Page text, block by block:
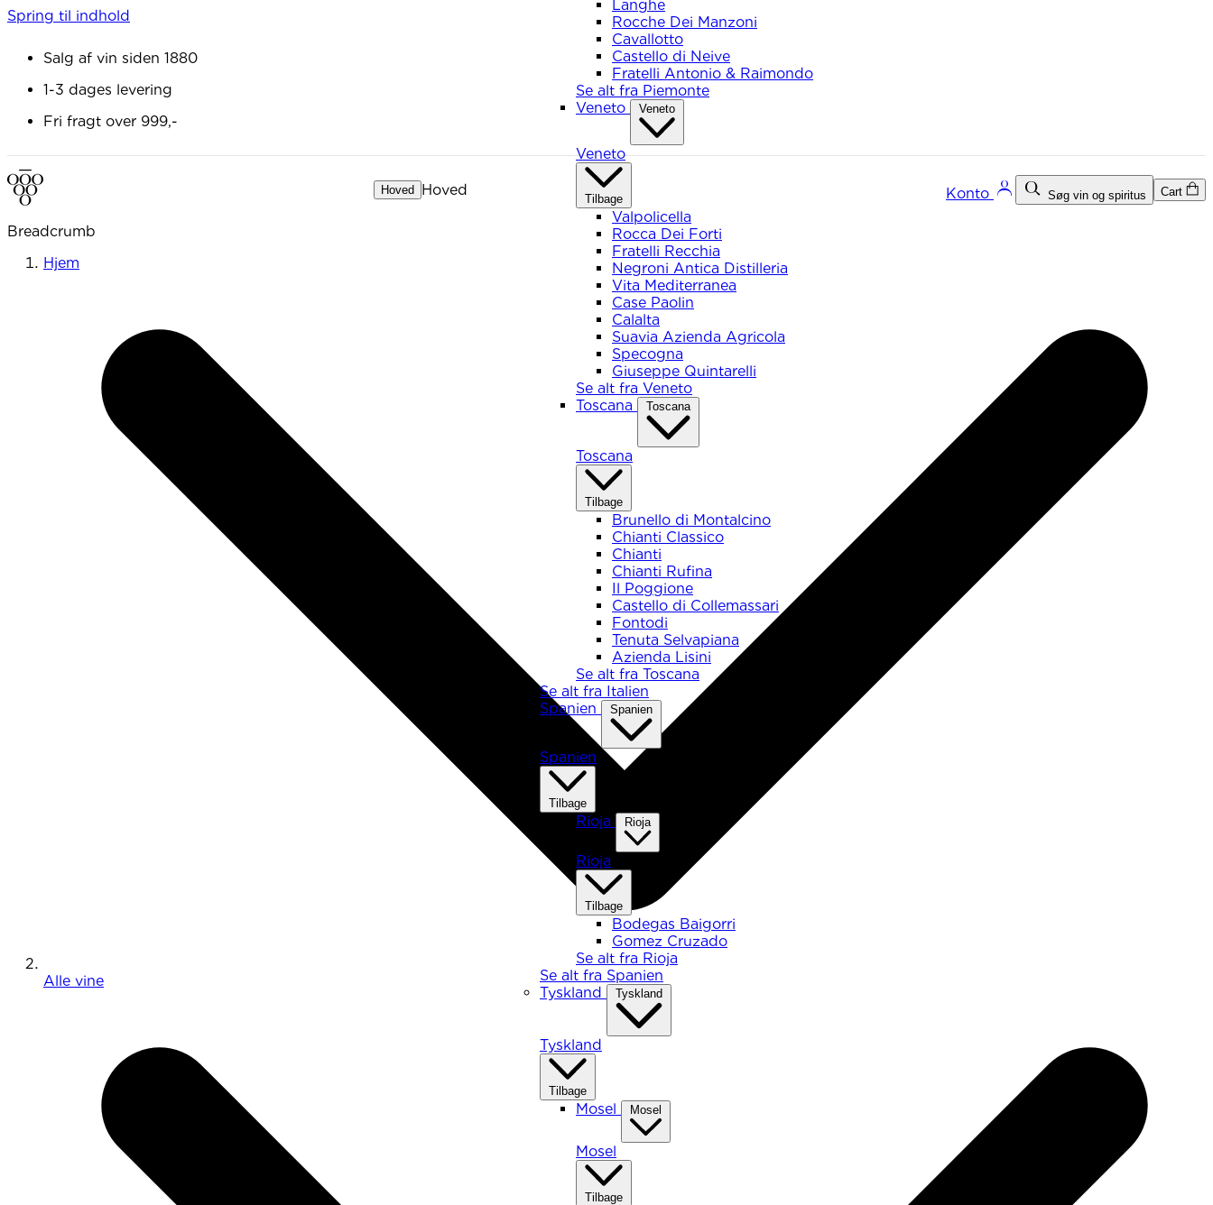
Spring til indhold
Salg af vin siden 1880
1-3 dages levering
Fri fragt over 999,-
Hoved Hoved
Langhe
Rocche Dei Manzoni
Cavallotto
Castello di Neive
Fratelli Antonio & Raimondo
Se alt fra Piemonte
Veneto
Veneto
Veneto
Tilbage
Valpolicella
Rocca Dei Forti
Fratelli Recchia
Negroni Antica Distilleria
Vita Mediterranea
Case Paolin
Calalta
Suavia Azienda Agricola
Specogna
Giuseppe Quintarelli
Se alt fra Veneto
Toscana
Toscana
Toscana
Tilbage
Brunello di Montalcino
Chianti Classico
Chianti
Chianti Rufina
Il Poggione
Castello di Collemassari
Fontodi
Tenuta Selvapiana
Azienda Lisini
Se alt fra Toscana
Se alt fra Italien
Spanien
Spanien
Spanien
Tilbage
Rioja Rioja
Rioja
Tilbage
Bodegas Baigorri
Gomez Cruzado
Se alt fra Rioja
Se alt fra Spanien
Tyskland
Tyskland
Tyskland
Tilbage
Mosel Mosel
Mosel
Tilbage
Konto Søg vin og spiritus Cart
Breadcrumb
Hjem
Alle vine